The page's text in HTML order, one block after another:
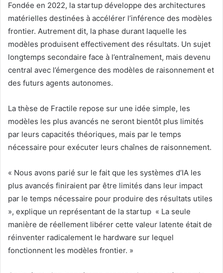
Fondée en 2022, la startup développe des architectures
matérielles destinées à accélérer l’inférence des modèles
frontier. Autrement dit, la phase durant laquelle les
modèles produisent effectivement des résultats. Un sujet
longtemps secondaire face à l’entraînement, mais devenu
central avec l’émergence des modèles de raisonnement et
des futurs agents autonomes.
La thèse de Fractile repose sur une idée simple, les
modèles les plus avancés ne seront bientôt plus limités
par leurs capacités théoriques, mais par le temps
nécessaire pour exécuter leurs chaînes de raisonnement.
« Nous avons parié sur le fait que les systèmes d’IA les
plus avancés finiraient par être limités dans leur impact
par le temps nécessaire pour produire des résultats utiles
», explique un représentant de la startup « La seule
manière de réellement libérer cette valeur latente était de
réinventer radicalement le hardware sur lequel
fonctionnent les modèles frontier. »